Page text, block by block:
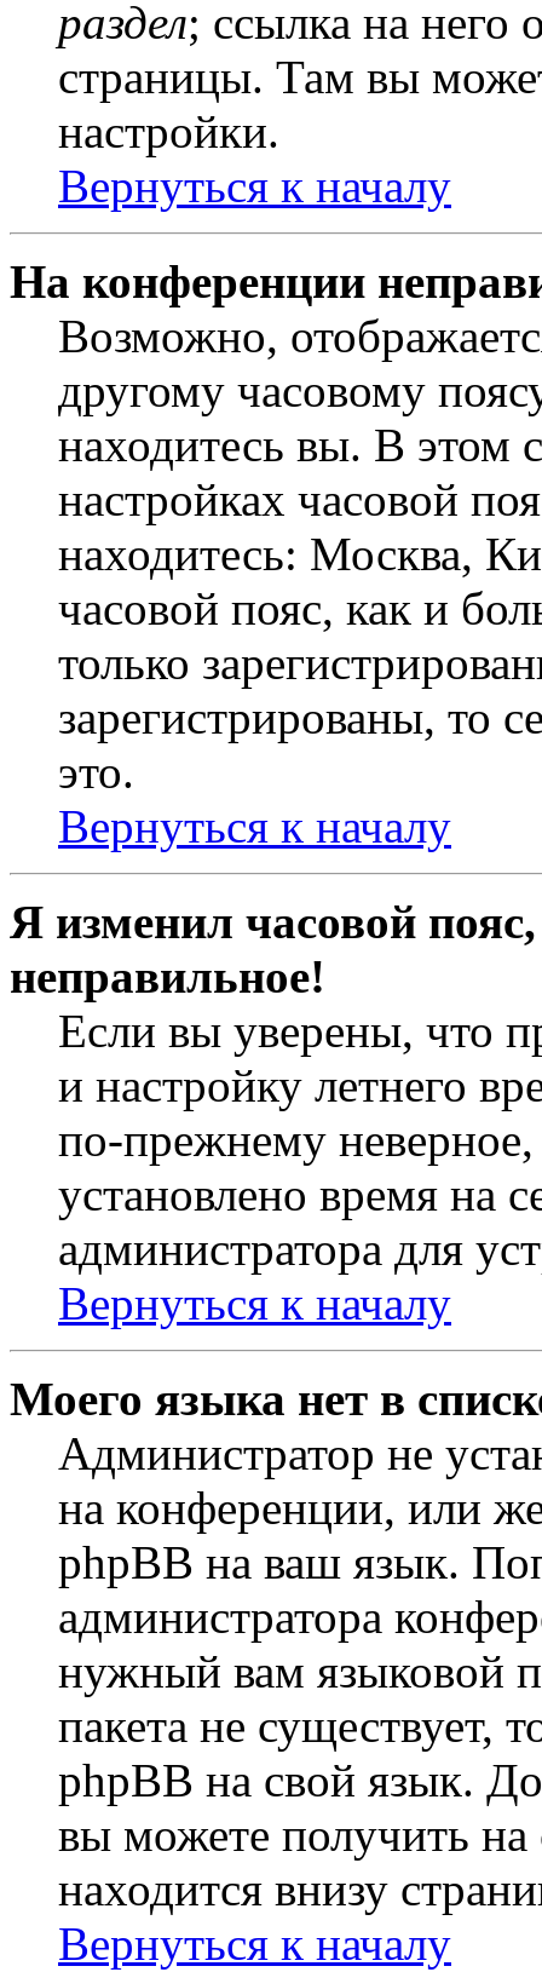
раздел; ссылка на него
страницы. Там вы
настройки.
Вернуться к началу
На конференции
Возможно,
другому часовому
находитесь вы. В этом
настройках часовой
находитесь: Москва,
часовой пояс, как и
только
зарегистрированы, то
это.
Вернуться к началу
Я изменил часовой
неправильное!
Если вы уверены, что
и настройку летнего
по-прежнему неверное,
установлено время на
администратора для
Вернуться к началу
Моего языка нет в
Администратор не
на конференции, или
phpBB на ваш язык.
администратора
нужный вам языковой
пакета не существует,
phpBB на свой язык.
вы можете получить на
находится внизу
Вернуться к началу